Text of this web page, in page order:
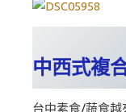
中西式複
台中素食/蔬食越